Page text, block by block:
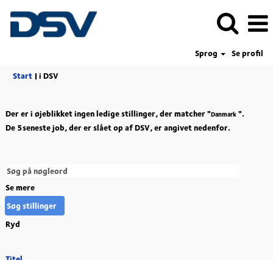
Sprog
Se profil
Start | i DSV(aktuel
Der er i øjeblikket ingen ledige stillinger, der matcher "Danmark".
De 5seneste job, der er slået op af DSV, er angivet nedenfor.
Se mere
Ryd